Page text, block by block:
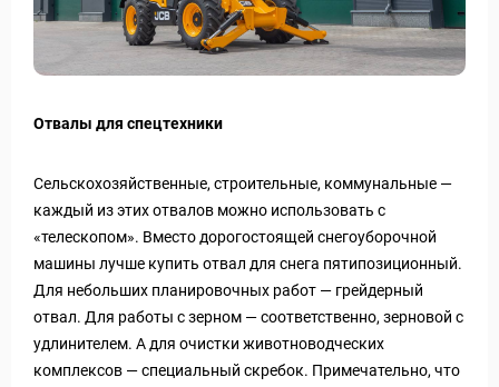
Отвалы для спецтехники
Сельскохозяйственные, строительные, коммунальные —
каждый из этих отвалов можно использовать с
«телескопом». Вместо дорогостоящей снегоуборочной
машины лучше купить отвал для снега пятипозиционный.
Для небольших планировочных работ — грейдерный
отвал. Для работы с зерном — соответственно, зерновой с
удлинителем. А для очистки животноводческих
комплексов — специальный скребок. Примечательно, что